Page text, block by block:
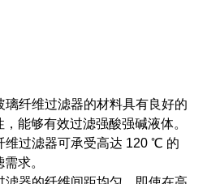
璃纤维过滤器的材料具有良好的
能够有效过滤强酸强碱液体。
维过滤器可承受高达 120 ℃ 的
求。